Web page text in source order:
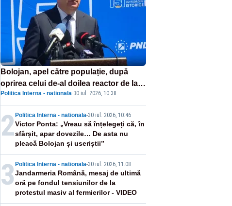
Bolojan, apel către populație, după
oprirea celui de-al doilea reactor de la
Cernavodă: „Să își reducă consumul în
orele de seară”
Politica Interna - nationala·30 iul. 2026, 10:38
2 Politica Interna - nationala-30 iul. 2026, 10:46
Victor Ponta: „Vreau să înțelegeți că, în
sfârșit, apar dovezile… De asta nu
pleacă Bolojan și useriștii”
3 Politica Interna - nationala-30 iul. 2026, 11:08
Jandarmeria Română, mesaj de ultimă
oră pe fondul tensiunilor de la
protestul masiv al fermierilor - VIDEO